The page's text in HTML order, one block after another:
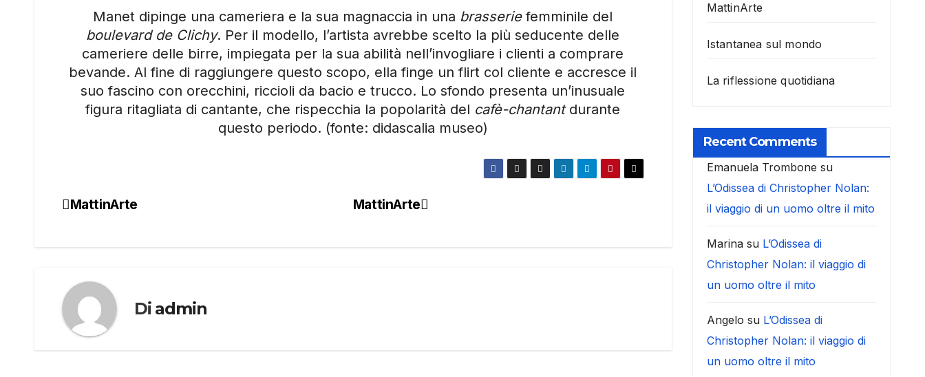
Manet dipinge una cameriera e la sua magnaccia in una brasseriefemminile del
boulevard de Clichy. Per il modello, l’artista avrebbe scelto la più seducente delle
cameriere delle birre, impiegata per la sua abilità nell’invogliare i clienti a comprare
bevande. Al fine di raggiungere questo scopo, ella finge un flirt col cliente e accresce il
suo fascino con orecchini, riccioli da bacio e trucco. Lo sfondo presenta un’inusuale
figura ritagliata di cantante, che rispecchia la popolarità del cafè-chantantdurante
questo periodo. (fonte: didascalia museo)
Navigazione
MattinArte
MattinArte
Di admin
MattinArte
Istantanea sul mondo
La riflessione quotidiana
Recent Comments
Emanuela Trombone su
L’Odissea di Christopher Nolan:
il viaggio di un uomo oltre il mito
Marinasu L’Odissea di
Christopher Nolan: il viaggio di
un uomo oltre il mito
Angelo su L’Odissea di
Christopher Nolan: il viaggio di
un uomo oltre il mito